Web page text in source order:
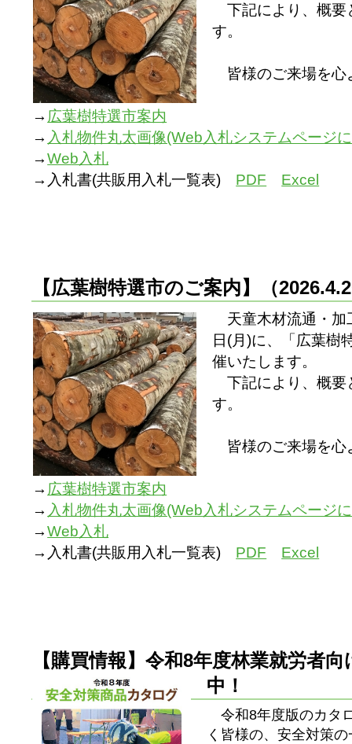
下記により、概要
す。
皆様のご来場を心
→ 広葉樹特選市案内
→ 入札物件丸太画像(Web入札システムページ
→Web入札
→入札書(共販用入札一覧表) PDF Excel
【広葉樹特選市のご案内】 （
天童木材流通・加
日(月)に、「広葉樹
催いたします。
下記により、概要
す。
皆様のご来場を心
→ 広葉樹特選市案内
→ 入札物件丸太画像(Web入札システムページ
→Web入札
→入札書(共販用入札一覧表) PDF Excel
【購買情報】令和8年度林業就労者
中！
令和8年度版のカタ
く皆様の、安全対策